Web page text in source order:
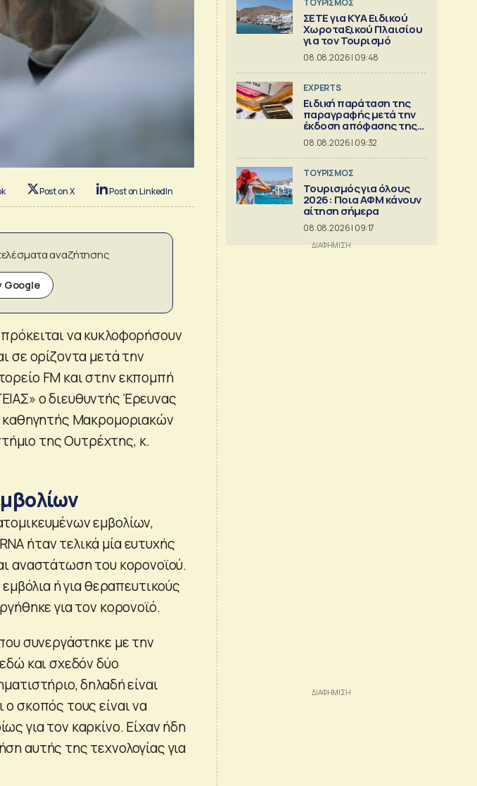
Post on X Post on LinkedIn
αναζήτησης
Google
να κυκλοφορήσουν
σε ορίζοντα μετά την
FM και στην εκπομπή
ο διευθυντής Έρευνας
καθηγητής Μακρομοριακών
της Ουτρέχτης, κ.
εμβολίων,
ήταν τελικά μία ευτυχής
αναστάτωση του κορονοϊού.
εμβόλια ή για θεραπευτικούς
για τον κορονοϊό.
συνεργάστηκε με την
και σχεδόν δύο
δηλαδή είναι
ο σκοπός τους είναι να
για τον καρκίνο. Είχαν ήδη
αυτής της τεχνολογίας για
ΤΟΥΡΙΣΜΟΣ
ΣΕΤΕ για ΚΥΑ Ειδικού
Χωροταξικού Πλαισίου
για τον Τουρισμό
08.08.2026 | 09:48
EXPERTS
Ειδική παράταση της
παραγραφής μετά την
έκδοση απόφασης της
Διεύθυνσης Επίλυσης
Διαφορών [Μέρος 6ο]
08.08.2026 | 09:32
ΤΟΥΡΙΣΜΟΣ
Τουρισμός για όλους
2026: Ποια ΑΦΜ κάνουν
αίτηση σήμερα
08.08.2026 | 09:17